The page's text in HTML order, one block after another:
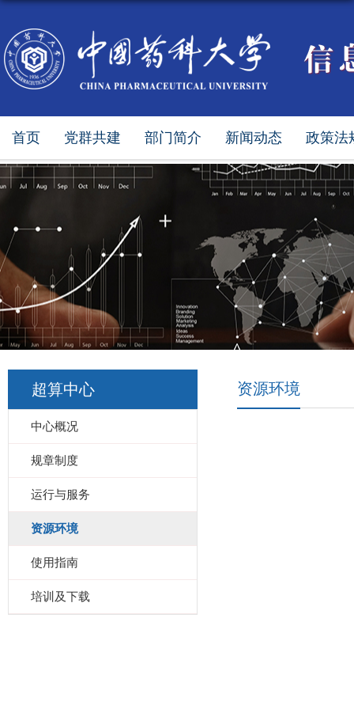
首页 党群共建 部门简介 新闻动态 政策法
超算中心
中心概况
规章制度
运行与服务
资源环境
使用指南
培训及下载
资源环境